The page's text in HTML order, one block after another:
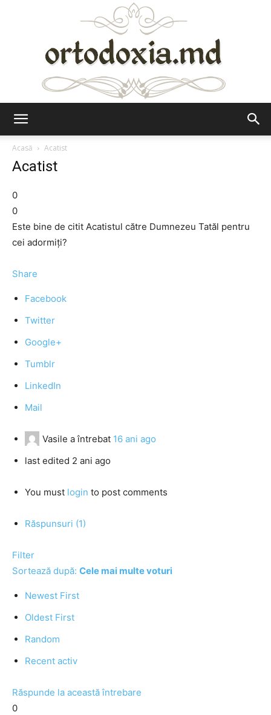
Acasă
Acatist
Acatist
0
0
Este bine de citit Acatistul către Dumnezeu Tatăl pentru
cei adormiţi?
Share
Facebook
Twitter
Google+
Tumblr
LinkedIn
Mail
Vasile a întrebat 16 ani ago
last edited 2 ani ago
You must login to post comments
Răspunsuri (1)
Filter
Sortează după: Cele mai multe voturi
Newest First
Oldest First
Random
Recent activ
Răspunde la această întrebare
0